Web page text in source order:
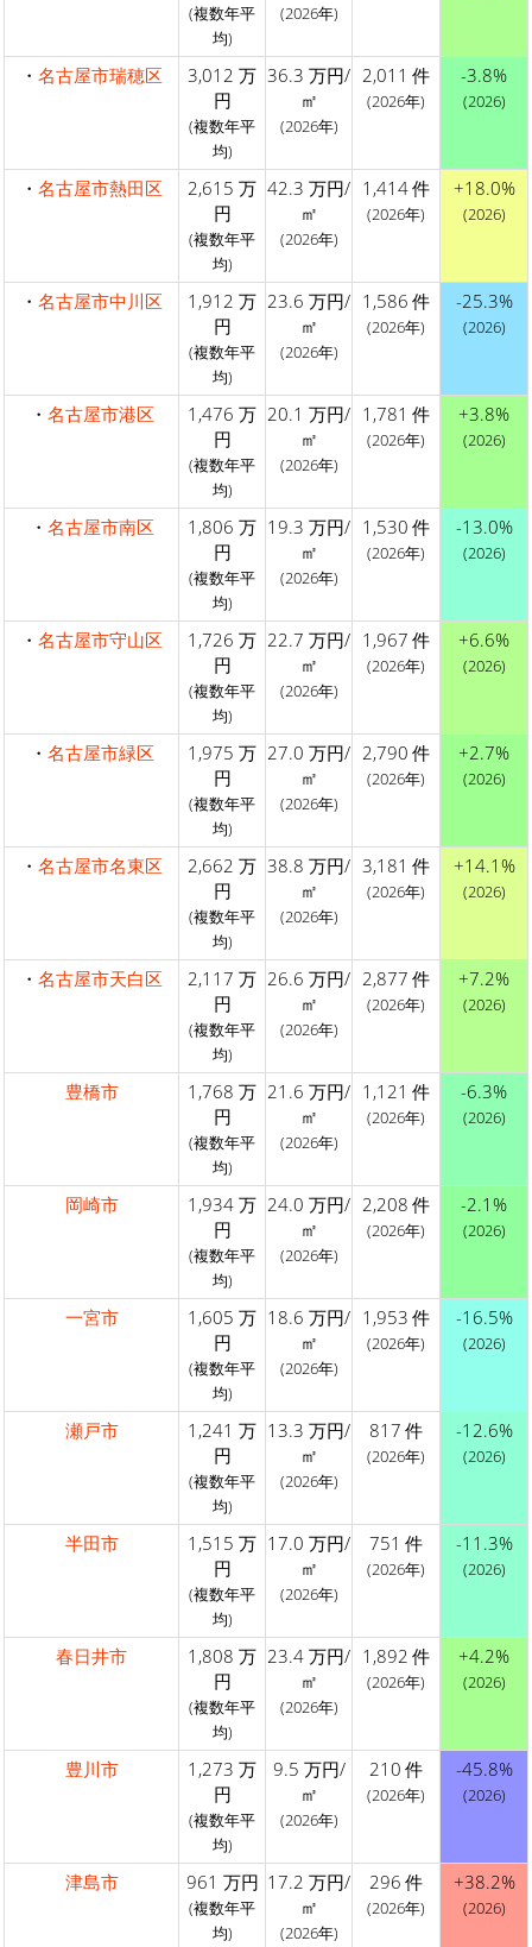
(複数年平
均)
(2026年)
・ 名古屋市瑞穂区
3,012 万
円
(複数年平
均)
36.3 万円/
㎡
(2026年)
2,011 件
(2026年)
-3.8%
(2026)
・ 名古屋市熱田区
2,615 万
円
(複数年平
均)
42.3 万円/
㎡
(2026年)
1,414 件
(2026年)
+18.0%
(2026)
・ 名古屋市中川区
1,912 万
円
(複数年平
均)
23.6 万円/
㎡
(2026年)
1,586 件
(2026年)
-25.3%
(2026)
・ 名古屋市港区
1,476 万
円
(複数年平
均)
20.1 万円/
㎡
(2026年)
1,781 件
(2026年)
+3.8%
(2026)
・ 名古屋市南区
1,806 万
円
(複数年平
均)
19.3 万円/
㎡
(2026年)
1,530 件
(2026年)
-13.0%
(2026)
・ 名古屋市守山区
1,726 万
円
(複数年平
均)
22.7 万円/
㎡
(2026年)
1,967 件
(2026年)
+6.6%
(2026)
・ 名古屋市緑区
1,975 万
円
(複数年平
均)
27.0 万円/
㎡
(2026年)
2,790 件
(2026年)
+2.7%
(2026)
・ 名古屋市名東区
2,662 万
円
(複数年平
均)
38.8 万円/
㎡
(2026年)
3,181 件
(2026年)
+14.1%
(2026)
・ 名古屋市天白区
2,117 万
円
(複数年平
均)
26.6 万円/
㎡
(2026年)
2,877 件
(2026年)
+7.2%
(2026)
豊橋市
1,768 万
円
(複数年平
均)
21.6 万円/
㎡
(2026年)
1,121 件
(2026年)
-6.3%
(2026)
岡崎市
1,934 万
円
(複数年平
均)
24.0 万円/
㎡
(2026年)
2,208 件
(2026年)
-2.1%
(2026)
一宮市
1,605 万
円
(複数年平
均)
18.6 万円/
㎡
(2026年)
1,953 件
(2026年)
-16.5%
(2026)
瀬戸市
1,241 万
円
(複数年平
均)
13.3 万円/
㎡
(2026年)
817 件
(2026年)
-12.6%
(2026)
半田市
1,515 万
円
(複数年平
均)
17.0 万円/
㎡
(2026年)
751 件
(2026年)
-11.3%
(2026)
春日井市
1,808 万
円
(複数年平
均)
23.4 万円/
㎡
(2026年)
1,892 件
(2026年)
+4.2%
(2026)
豊川市
1,273 万
円
(複数年平
均)
9.5 万円/
㎡
(2026年)
210 件
(2026年)
-45.8%
(2026)
津島市 961 万円
(複数年平
均)
17.2 万円/
㎡
(2026年)
296 件
(2026年)
+38.2%
(2026)